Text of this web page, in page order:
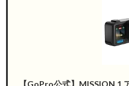
【GoPro公式】MISSION 1